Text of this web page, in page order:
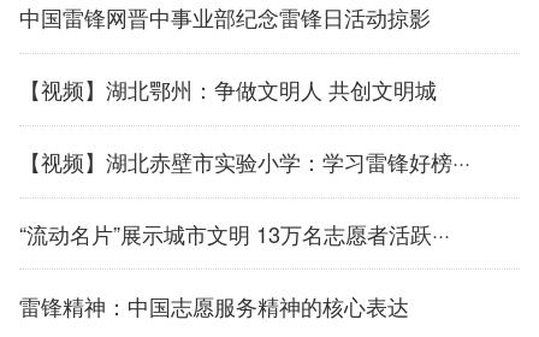
中国雷锋网晋中事业部纪念雷锋日活动掠影
【视频】湖北鄂州：争做文明人 共创文明城
【视频】湖北赤壁市实验小学：学习雷锋好榜···
“流动名片”展示城市文明 13万名志愿者活跃···
雷锋精神：中国志愿服务精神的核心表达